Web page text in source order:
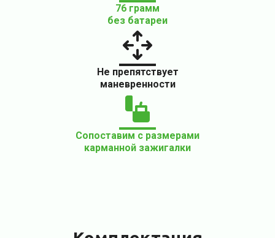
76 грамм
без батареи
Сопоставим с размерами
карманной зажигалки
Не препятствует
маневренности